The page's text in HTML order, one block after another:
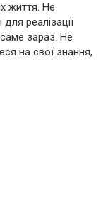
життя. Не
реалізації
зараз. Не
на свої знання,